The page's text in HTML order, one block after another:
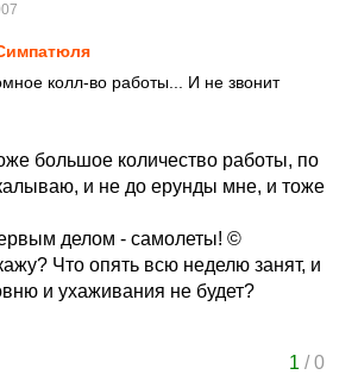
колл-во работы... И не звонит
большое количество работы, по
и не до ерунды мне, и тоже
делом - самолеты! ©
Что опять всю неделю занят, и
и ухаживания не будет?
1 /0